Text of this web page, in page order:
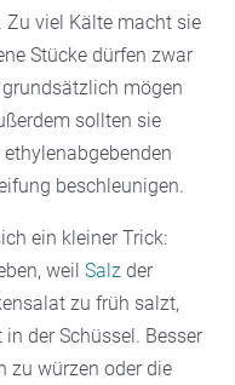
Zu viel Kälte macht sie
Stücke dürfen zwar
mögen
sollten sie
beschleunigen.
ein kleiner Trick:
weil Salz der
zu früh salzt,
der Schüssel. Besser
zu würzen oder die